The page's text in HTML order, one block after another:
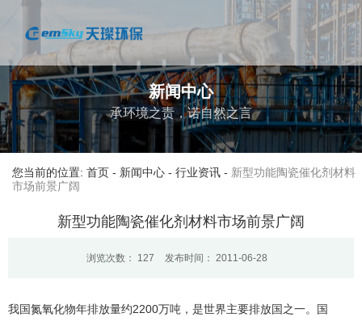
新闻中心
承环境之责，诺自然之言
您当前的位置: 首页 - 新闻中心 - 行业资讯 - 新型功能陶瓷催化剂材料
市场前景广阔
新型功能陶瓷催化剂材料市场前景广阔
浏览次数： 127 发布时间： 2011-06-28
我国氮氧化物年排放量约2200万吨，是世界主要排放国之一。国